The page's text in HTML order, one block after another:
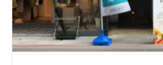
店
飲
品